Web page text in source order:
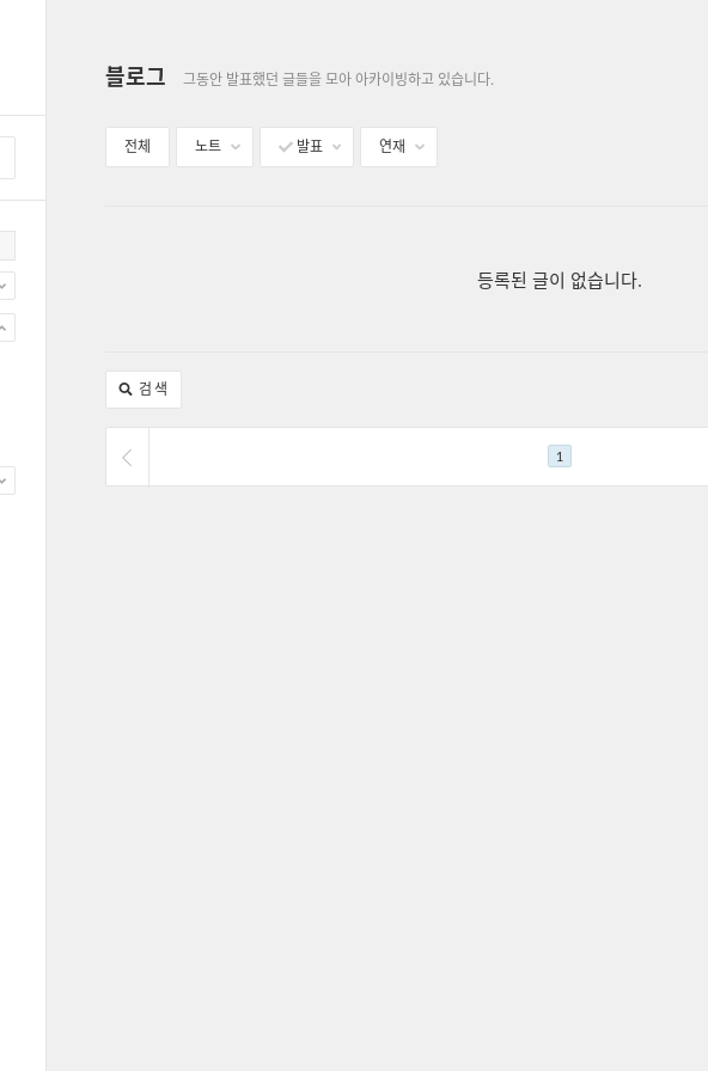
블로그 그동안 발표했던 글들을 모아 아카이빙하고 있습니다.
전체 노트 발표
연재
등록된 글이 없습니다.
검색
1